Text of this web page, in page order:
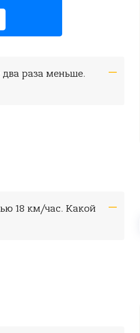
раза меньше.
18 км/час. Какой